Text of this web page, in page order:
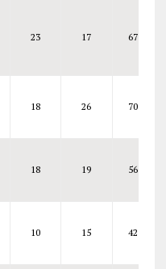
23 17 67
18 26 70
18 19 56
10 15 42